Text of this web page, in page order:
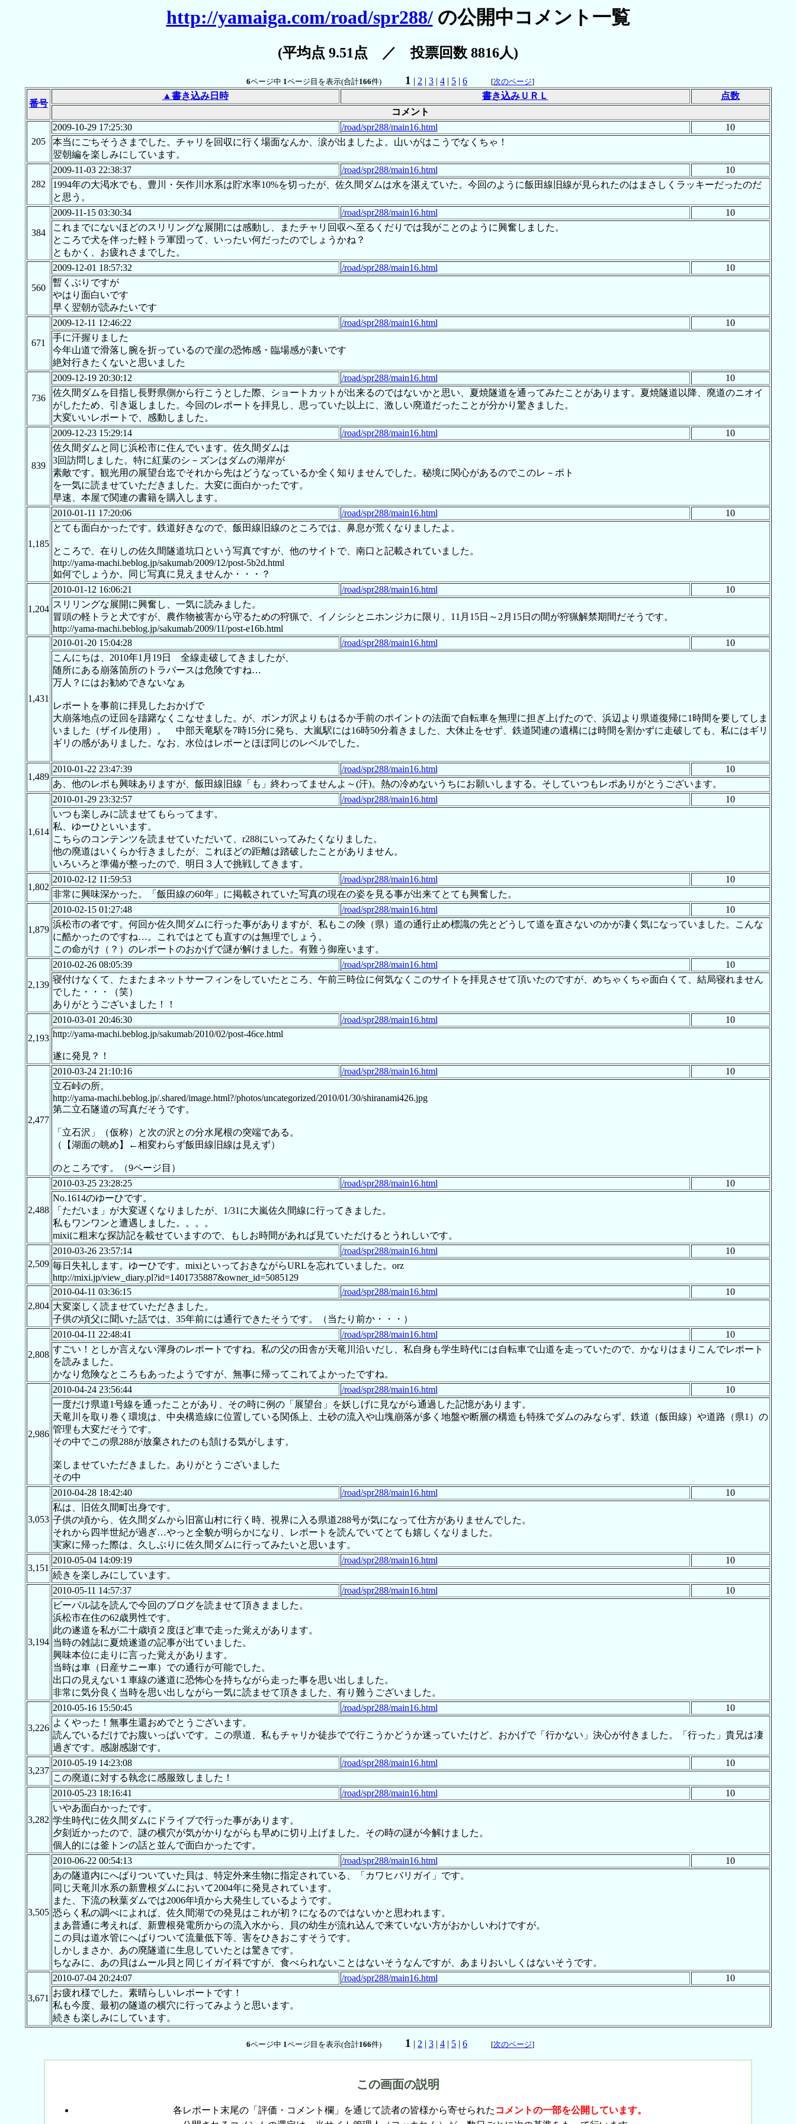
http://yamaiga.com/road/spr288/の公開中コメント一覧
(平均点 9.51点 ／ 投票回数 8816人)
6ページ中 1ページ目を表示(合計166件) 1 | 2 | 3 | 4 | 5 | 6 [次のページ]
番号
▲書き込み日時 書き込みＵＲＬ
点数
コメント
205
2009-10-29 17:25:30 /road/spr288/main16.html
10
本当にごちそうさまでした。チャリを回収に行く場面なんか、涙が出ましたよ。山いがはこうでなくちゃ！
翌朝編を楽しみにしています。
282
2009-11-03 22:38:37 /road/spr288/main16.html
10
1994年の大渇水でも、豊川・矢作川水系は貯水率10%を切ったが、佐久間ダムは水を湛えていた。今回のように飯田線旧線が見られたのはまさしくラッキーだったのだ
と思う。
384
2009-11-15 03:30:34 /road/spr288/main16.html
10
これまでにないほどのスリリングな展開には感動し、またチャリ回収へ至るくだりでは我がことのように興奮しました。
ところで犬を伴った軽トラ軍団って、いったい何だったのでしょうかね？
ともかく、お疲れさまでした。
560
2009-12-01 18:57:32 /road/spr288/main16.html
10
暫くぶりですが
やはり面白いです
早く翌朝が読みたいです
671
2009-12-11 12:46:22 /road/spr288/main16.html
10
手に汗握りました
今年山道で滑落し腕を折っているので崖の恐怖感・臨場感が凄いです
絶対行きたくないと思いました
736
2009-12-19 20:30:12 /road/spr288/main16.html
10
佐久間ダムを目指し長野県側から行こうとした際、ショートカットが出来るのではないかと思い、夏焼隧道を通ってみたことがあります。夏焼隧道以降、廃道のニオイ
がしたため、引き返しました。今回のレポートを拝見し、思っていた以上に、激しい廃道だったことが分かり驚きました。
大変いいレポートで、感動しました。
839
2009-12-23 15:29:14 /road/spr288/main16.html
10
佐久間ダムと同じ浜松市に住んでいます。佐久間ダムは
3回訪問しました。特に紅葉のシ－ズンはダムの湖岸が
素敵です。観光用の展望台迄でそれから先はどうなっているか全く知りませんでした。秘境に関心があるのでこのレ－ポト
を一気に読ませていただきました。大変に面白かったです。
早速、本屋で関連の書籍を購入します。
1,185
2010-01-11 17:20:06 /road/spr288/main16.html
10
とても面白かったです。鉄道好きなので、飯田線旧線のところでは、鼻息が荒くなりましたよ。
ところで、在りしの佐久間隧道坑口という写真ですが、他のサイトで、南口と記載されていました。
http://yama-machi.beblog.jp/sakumab/2009/12/post-5b2d.html
如何でしょうか。同じ写真に見えませんか・・・？
1,204
2010-01-12 16:06:21 /road/spr288/main16.html
10
スリリングな展開に興奮し、一気に読みました。
冒頭の軽トラと犬ですが、農作物被害から守るための狩猟で、イノシシとニホンジカに限り、11月15日～2月15日の間が狩猟解禁期間だそうです。
http://yama-machi.beblog.jp/sakumab/2009/11/post-e16b.html
1,431
2010-01-20 15:04:28 /road/spr288/main16.html
10
こんにちは、2010年1月19日 全線走破してきましたが、
随所にある崩落箇所のトラバースは危険ですね…
万人？にはお勧めできないなぁ
レポートを事前に拝見したおかげで
大崩落地点の迂回を躊躇なくこなせました。が、ボンガ沢よりもはるか手前のポイントの法面で自転車を無理に担ぎ上げたので、浜辺より県道復帰に1時間を要してしま
いました（ザイル使用）。 中部天竜駅を7時15分に発ち、大嵐駅には16時50分着きました、大休止をせず、鉄道関連の遺構には時間を割かずに走破しても、私にはギリ
ギリの感がありました。なお、水位はレポーとほぼ同じのレベルでした。
1,489
2010-01-22 23:47:39 /road/spr288/main16.html
10
あ、他のレポも興味ありますが、飯田線旧線「も」終わってませんよ～(汗)。熱の冷めないうちにお願いしまする。そしていつもレポありがとうございます。
1,614
2010-01-29 23:32:57 /road/spr288/main16.html
10
いつも楽しみに読ませてもらってます。
私、ゆーひといいます。
こちらのコンテンツを読ませていただいて、r288にいってみたくなりました。
他の廃道はいくらか行きましたが、これほどの距離は踏破したことがありません。
いろいろと準備が整ったので、明日３人で挑戦してきます。
1,802
2010-02-12 11:59:53 /road/spr288/main16.html
10
非常に興味深かった。「飯田線の60年」に掲載されていた写真の現在の姿を見る事が出来てとても興奮した。
1,879
2010-02-15 01:27:48 /road/spr288/main16.html
10
浜松市の者です。何回か佐久間ダムに行った事がありますが、私もこの険（県）道の通行止め標識の先とどうして道を直さないのかが凄く気になっていました。こんな
に酷かったのですね…。これではとても直すのは無理でしょう。
この命がけ（？）のレポートのおかげで謎が解けました。有難う御座います。
2,139
2010-02-26 08:05:39 /road/spr288/main16.html
10
寝付けなくて、たまたまネットサーフィンをしていたところ、午前三時位に何気なくこのサイトを拝見させて頂いたのですが、めちゃくちゃ面白くて、結局寝れません
でした・・・（笑）
ありがとうございました！！
2,193
2010-03-01 20:46:30 /road/spr288/main16.html
10
http://yama-machi.beblog.jp/sakumab/2010/02/post-46ce.html
遂に発見？！
2,477
2010-03-24 21:10:16 /road/spr288/main16.html
10
立石峠の所。
http://yama-machi.beblog.jp/.shared/image.html?/photos/uncategorized/2010/01/30/shiranami426.jpg
第二立石隧道の写真だそうです。
「立石沢」（仮称）と次の沢との分水尾根の突端である。
（【湖面の眺め】←相変わらず飯田線旧線は見えず）
のところです。（9ページ目）
2,488
2010-03-25 23:28:25 /road/spr288/main16.html
10
No.1614のゆーひです。
「ただいま」が大変遅くなりましたが、1/31に大嵐佐久間線に行ってきました。
私もワンワンと遭遇しました。。。。
mixiに粗末な探訪記を載せていますので、もしお時間があれば見ていただけるとうれしいです。
2,509
2010-03-26 23:57:14 /road/spr288/main16.html
10
毎日失礼します。ゆーひです。mixiといっておきながらURLを忘れていました。orz
http://mixi.jp/view_diary.pl?id=1401735887&owner_id=5085129
2,804
2010-04-11 03:36:15 /road/spr288/main16.html
10
大変楽しく読ませていただきました。
子供の頃父に聞いた話では、35年前には通行できたそうです。（当たり前か・・・）
2,808
2010-04-11 22:48:41 /road/spr288/main16.html
10
すごい！としか言えない渾身のレポートですね。私の父の田舎が天竜川沿いだし、私自身も学生時代には自転車で山道を走っていたので、かなりはまりこんでレポート
を読みました。
かなり危険なところもあったようですが、無事に帰ってこれてよかったですね。
2,986
2010-04-24 23:56:44 /road/spr288/main16.html
10
一度だけ県道1号線を通ったことがあり、その時に例の「展望台」を妖しげに見ながら通過した記憶があります。
天竜川を取り巻く環境は、中央構造線に位置している関係上、土砂の流入や山塊崩落が多く地盤や断層の構造も特殊でダムのみならず、鉄道（飯田線）や道路（県1）の
管理も大変だそうです。
その中でこの県288が放棄されたのも頷ける気がします。
楽しませていただきました。ありがとうございました
その中
3,053
2010-04-28 18:42:40 /road/spr288/main16.html
10
私は、旧佐久間町出身です。
子供の頃から、佐久間ダムから旧富山村に行く時、視界に入る県道288号が気になって仕方がありませんでした。
それから四半世紀が過ぎ…やっと全貌が明らかになり、レポートを読んでいてとても嬉しくなりました。
実家に帰った際は、久しぶりに佐久間ダムに行ってみたいと思います。
3,151
2010-05-04 14:09:19 /road/spr288/main16.html
10
続きを楽しみにしています。
3,194
2010-05-11 14:57:37 /road/spr288/main16.html
10
ビーパル誌を読んで今回のブログを読ませて頂きまました。
浜松市在住の62歳男性です。
此の遂道を私が二十歳頃２度ほど車で走った覚えがあります。
当時の雑誌に夏焼遂道の記事が出ていました。
興味本位に走りに言った覚えがあります。
当時は車（日産サニー車）での通行が可能でした。
出口の見えない１車線の遂道に恐怖心を持ちながら走った事を思い出しました。
非常に気分良く当時を思い出しながら一気に読ませて頂きました、有り難うございました。
3,226
2010-05-16 15:50:45 /road/spr288/main16.html
10
よくやった！無事生還おめでとうございます。
読んでいるだけでお腹いっぱいです。この県道、私もチャリか徒歩でで行こうかどうか迷っていたけど、おかげで「行かない」決心が付きました。「行った」貴兄は凄
過ぎです。感謝感謝です。
3,237
2010-05-19 14:23:08 /road/spr288/main16.html
10
この廃道に対する執念に感服致しました！
3,282
2010-05-23 18:16:41 /road/spr288/main16.html
10
いやあ面白かったです。
学生時代に佐久間ダムにドライブで行った事があります。
夕刻近かったので、謎の横穴が気がかりながらも早めに切り上げました。その時の謎が今解けました。
個人的には釜トンの話と並んで面白かったです。
3,505
2010-06-22 00:54:13 /road/spr288/main16.html
10
あの隧道内にへばりついていた貝は、特定外来生物に指定されている、「カワヒバリガイ」です。
同じ天竜川水系の新豊根ダムにおいて2004年に発見されています。
また、下流の秋葉ダムでは2006年頃から大発生しているようです。
恐らく私の調べによれば、佐久間湖での発見はこれが初？になるのではないかと思われます。
まあ普通に考えれば、新豊根発電所からの流入水から、貝の幼生が流れ込んで来ていない方がおかしいわけですが。
この貝は道水管にへばりついて流量低下等、害をひきおこすそうです。
しかしまさか、あの廃隧道に生息していたとは驚きです。
ちなみに、あの貝はムール貝と同じイガイ科ですが、食べられないことはないそうなんですが、あまりおいしくはないそうです。
3,671
2010-07-04 20:24:07 /road/spr288/main16.html
10
お疲れ様でした。素晴らしいレポートです！
私も今度、最初の隧道の横穴に行ってみようと思います。
続きも楽しみにしています。
6ページ中 1ページ目を表示(合計166件) 1 | 2 | 3 | 4 | 5 | 6 [次のページ]
この画面の説明
各レポート末尾の「評価・コメント欄」を通じて読者の皆様から寄せられた コメントの一部を公開しています。